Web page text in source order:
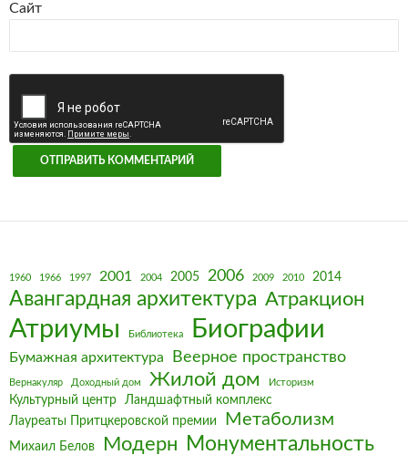
Сайт
1960 1966 1997 2001 2004 2005 2006 2009 2010 2014
Авангардная архитектура Атракцион
Атриумы Библиотека Биографии
Бумажная архитектура Веерное пространство
Вернакуляр Доходный дом Жилой дом Историзм
Культурный центр
Ландшафтный комплекс
Лауреаты Притцкеровской премии
Метаболизм
Михаил Белов Модерн Монументальность